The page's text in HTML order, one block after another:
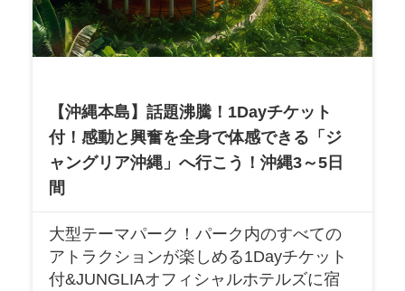
【沖縄本島】話題沸騰！1Dayチケット
付！感動と興奮を全身で体感できる「ジ
ャングリア沖縄」へ行こう！沖縄3～5日
間
大型テーマパーク！パーク内のすべての
アトラクションが楽しめる1Dayチケット
付&JUNGLIAオフィシャルホテルズに宿